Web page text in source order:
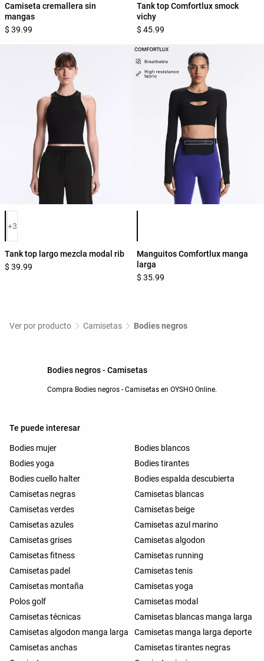
Camiseta cremallera sin
mangas
$ 39.99
Tank top Comfortlux smock
vichy
$ 45.99
Lista de colores del producto
+3
Tank top largo mezcla modal rib
$ 39.99
Lista de colores del producto
Manguitos Comfortlux manga
larga
$ 35.99
Ver por producto Camisetas Bodies negros
Bodies negros - Camisetas
Compra Bodies negros - Camisetas en OYSHO Online.
Te puede interesar
Bodies mujer
Bodies blancos
Bodies yoga
Bodies tirantes
Bodies cuello halter
Bodies espalda descubierta
Camisetas negras
Camisetas blancas
Camisetas verdes
Camisetas beige
Camisetas azules
Camisetas azul marino
Camisetas grises
Camisetas algodon
Camisetas fitness
Camisetas running
Camisetas padel
Camisetas tenis
Camisetas montaña
Camisetas yoga
Polos golf
Camisetas modal
Camisetas técnicas
Camisetas blancas manga larga
Camisetas algodon manga larga
Camisetas manga larga deporte
Camisetas anchas
Camisetas tirantes negras